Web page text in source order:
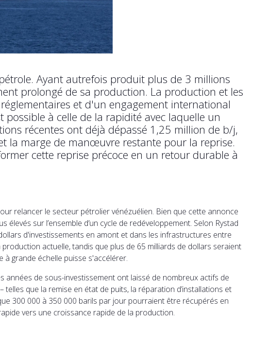
Ayant autrefois produit plus de 3 millions
prolongé de sa production. La production et les
et d'un engagement international
à celle de la rapidité avec laquelle un
récentes ont déjà dépassé 1,25 million de b/j,
la marge de manœuvre restante pour la reprise.
cette reprise précoce en un retour durable à
relancer le secteur pétrolier vénézuélien. Bien que cette annonce
sur l’ensemble d’un cycle de redéveloppement. Selon Rystad
d'investissements en amont et dans les infrastructures entre
actuelle, tandis que plus de 65 milliards de dollars seraient
grande échelle puisse s'accélérer.
de sous-investissement ont laissé de nombreux actifs de
que la remise en état de puits, la réparation d’installations et
300 000 à 350 000 barils par jour pourraient être récupérés en
vers une croissance rapide de la production.